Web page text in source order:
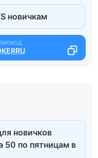
новичкам
новичков
50 по пятницам в